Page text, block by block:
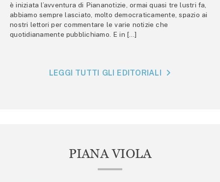
è iniziata l’avventura di Piananotizie, ormai quasi tre lustri fa,
abbiamo sempre lasciato, molto democraticamente, spazio ai
nostri lettori per commentare le varie notizie che
quotidianamente pubblichiamo. E in […]
LEGGI TUTTI GLI EDITORIALI
PIANA VIOLA